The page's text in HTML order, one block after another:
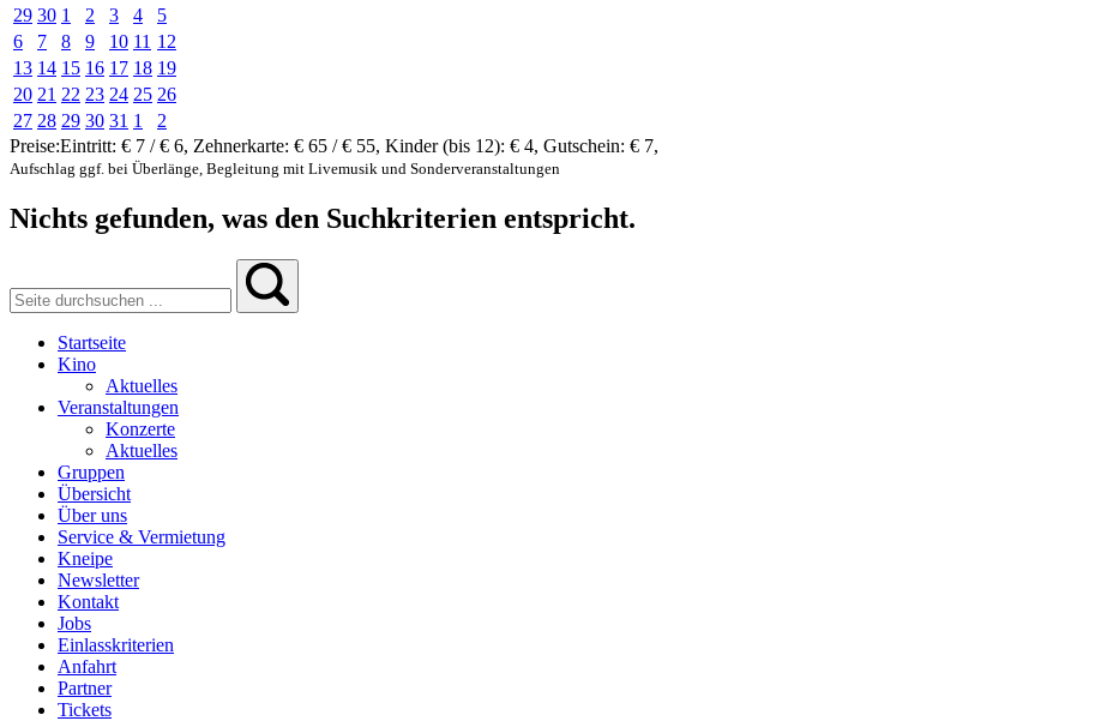
29 30 1 2 3 4
5
6
7 8 9 10 11 12
13 14 15 16 17 18 19
20 21 22 23 24 25 26
27 28 29 30 31 1
2
Preise:Eintritt: € 7 / € 6, Zehnerkarte: € 65 / € 55, Kinder (bis 12): € 4, Gutschein: € 7,
Aufschlag ggf. bei Überlänge, Begleitung mit Livemusik und Sonderveranstaltungen
Nichts gefunden, was den Suchkriterien entspricht.
Startseite
Kino
Aktuelles
Veranstaltungen
Konzerte
Aktuelles
Gruppen
Übersicht
Über uns
Service & Vermietung
Kneipe
Newsletter
Kontakt
Jobs
Einlasskriterien
Anfahrt
Partner
Tickets